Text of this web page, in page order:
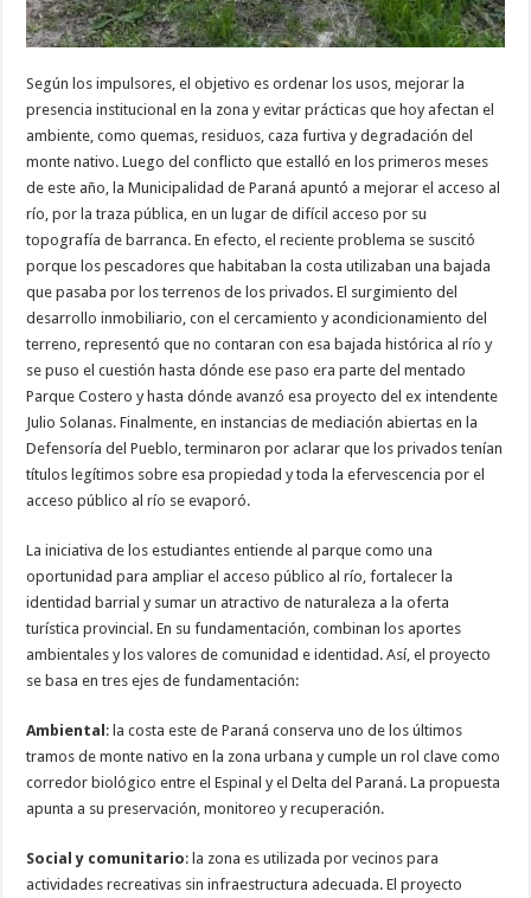
Según los impulsores, el objetivo es ordenar los usos, mejorar la
presencia institucional en la zona y evitar prácticas que hoy afectan el
ambiente, como quemas, residuos, caza furtiva y degradación del
monte nativo. Luego del conflicto que estalló en los primeros meses
de este año, la Municipalidad de Paraná apuntó a mejorar el acceso al
río, por la traza pública, en un lugar de difícil acceso por su
topografía de barranca. En efecto, el reciente problema se suscitó
porque los pescadores que habitaban la costa utilizaban una bajada
que pasaba por los terrenos de los privados. El surgimiento del
desarrollo inmobiliario, con el cercamiento y acondicionamiento del
terreno, representó que no contaran con esa bajada histórica al río y
se puso el cuestión hasta dónde ese paso era parte del mentado
Parque Costero y hasta dónde avanzó esa proyecto del ex intendente
Julio Solanas. Finalmente, en instancias de mediación abiertas en la
Defensoría del Pueblo, terminaron por aclarar que los privados tenían
títulos legítimos sobre esa propiedad y toda la efervescencia por el
acceso público al río se evaporó.
La iniciativa de los estudiantes entiende al parque como una
oportunidad para ampliar el acceso público al río, fortalecer la
identidad barrial y sumar un atractivo de naturaleza a la oferta
turística provincial. En su fundamentación, combinan los aportes
ambientales y los valores de comunidad e identidad. Así, el proyecto
se basa en tres ejes de fundamentación:
Ambiental : la costa este de Paraná conserva uno de los últimos
tramos de monte nativo en la zona urbana y cumple un rol clave como
corredor biológico entre el Espinal y el Delta del Paraná. La propuesta
apunta a su preservación, monitoreo y recuperación.
Social y comunitario: la zona es utilizada por vecinos para
actividades recreativas sin infraestructura adecuada. El proyecto